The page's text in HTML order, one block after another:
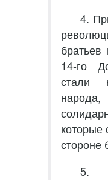
4.
14-го
стали
которые
стороне
5.